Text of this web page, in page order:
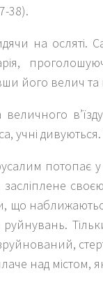
38).
на
його велич та
величного
учні
потопає у
що
над містом,